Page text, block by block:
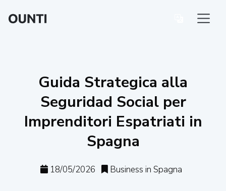
Guida Strategica alla
Seguridad Social per
Imprenditori Espatriati in
Spagna
18/05/2026 Business in Spagna